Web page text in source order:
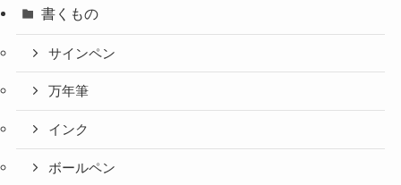
書くもの
サインペン
万年筆
インク
ボールペン